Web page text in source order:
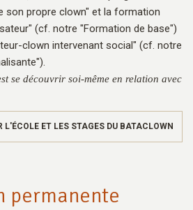
son propre clown" et la formation
(cf. notre "Formation de base")
clown intervenant social" (cf. notre
se découvrir soi-même en relation avec
L'ÉCOLE ET LES STAGES DU BATACLOWN
permanente